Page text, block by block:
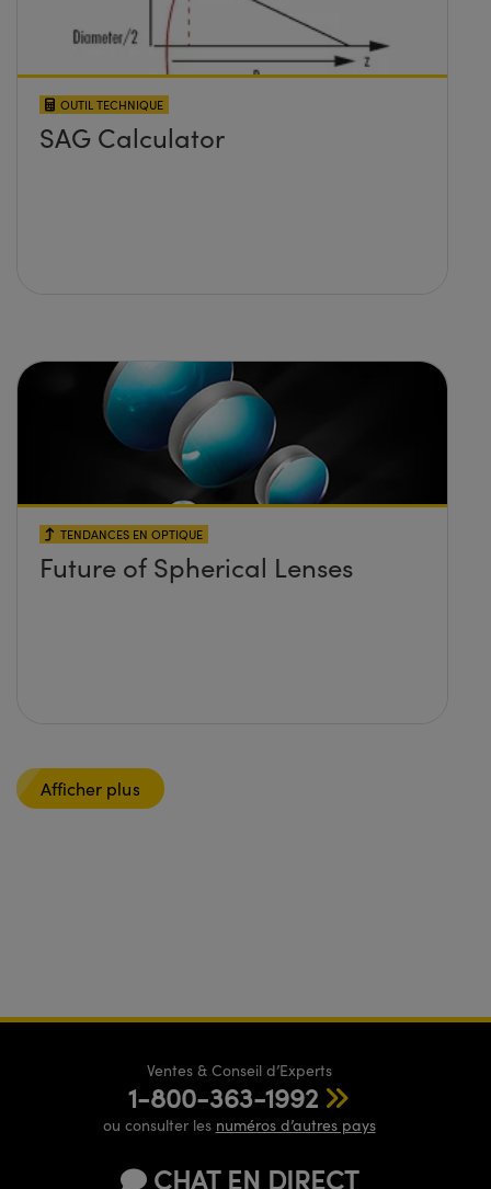
OUTIL TECHNIQUE
SAG Calculator
TENDANCES EN OPTIQUE
Future of Spherical Lenses
Afficher plus
Ventes & Conseil d’Experts
1-800-363-1992
ou consulter les numéros d’autres pays
CHAT EN DIRECT